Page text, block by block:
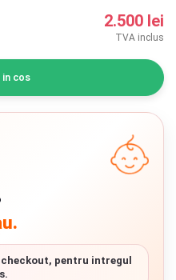
2.500 lei
TVA inclus
in cos
pentru intregul
5646 lei